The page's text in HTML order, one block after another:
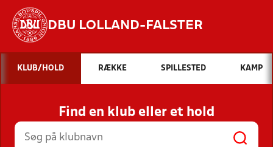
DBU LOLLAND-FALSTER
Hvad vil du søge efter?
INDHOLD OG NYHEDER
STILLINGER, RESULTATER, KLUBBER OG
HOLD
KLUB/HOLD RÆKKE SPILLESTED KAMP
Find en klub eller et hold